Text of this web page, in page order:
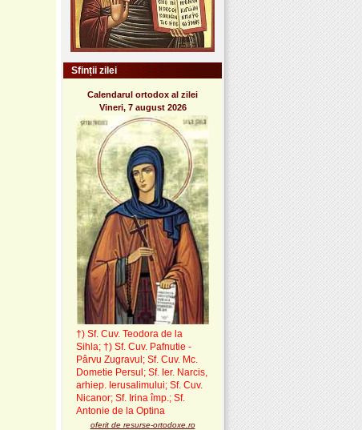
Sfinții zilei
Calendarul ortodox al zilei
Vineri, 7 august 2026
†) Sf. Cuv. Teodora de la
Sihla; †) Sf. Cuv. Pafnutie -
Pârvu Zugravul ; Sf. Cuv. Mc.
Dometie Persul; Sf. Ier. Narcis,
arhiep. Ierusalimului; Sf. Cuv.
Nicanor; Sf. Irina împ.; Sf.
Antonie de la Optina
oferit de resurse-ortodoxe.ro